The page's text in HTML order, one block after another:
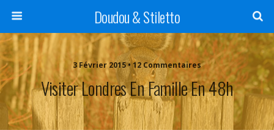
Doudou & Stiletto
3 Février 2015 • 12 Commentaires
Visiter Londres En Famille En 48h